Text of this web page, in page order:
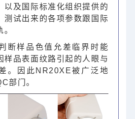
以及国际标准化组织提供的
测试出来的各项参数跟国际
断样品色值允差临界时能
样品表面纹路引起的人眼与
。因此NR20XE被广泛地
部门。